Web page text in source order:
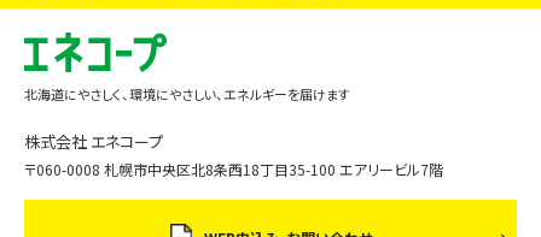
北海道にやさしく、環境にやさしい、エネルギーを届けます
株式会社 エネコープ
〒060-0008 札幌市中央区北8条西18丁目35-100 エアリービル7階